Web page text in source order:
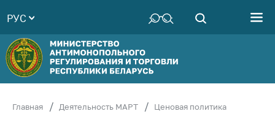
Руководство
Структура
Министерства
Территориальные
РУС
Главная Деятельность МАРТ Ценовая политика